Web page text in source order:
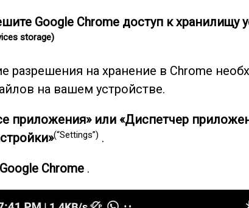
Google Chrome доступ к хранилищу
storage)
разрешения на хранение в Chrome
на вашем устройстве.
приложения» или «Диспетчер
(“Settings”) .
Google Chrome.